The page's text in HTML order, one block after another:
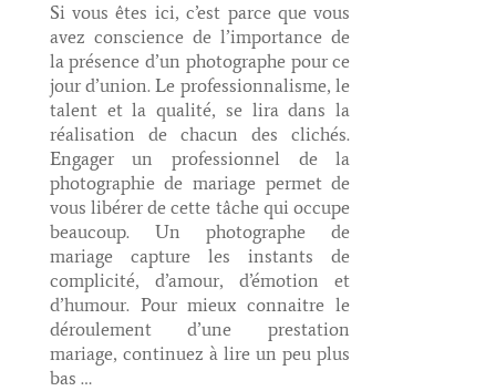
Si vous êtes ici, c’est parce que vous
avez conscience de l’importance de
la présence d’un photographe pour ce
jour d’union. Le professionnalisme, le
talent et la qualité, se lira dans la
réalisation de chacun des clichés.
Engager un professionnel de la
photographie de mariage permet de
vous libérer de cette tâche qui occupe
beaucoup. Un photographe de
mariage capture les instants de
complicité, d’amour, d’émotion et
d’humour. Pour mieux connaitre le
déroulement d’une prestation
mariage, continuez à lire un peu plus
bas …